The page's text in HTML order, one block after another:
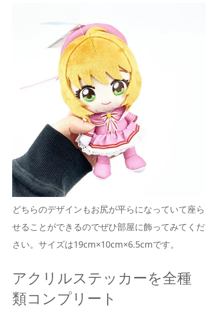
どちらのデザインもお尻が平らになっていて座ら
せることができるのでぜひ部屋に飾ってみてくだ
さい。サイズは19cm×10cm×6.5cmです。
アクリルステッカーを全種
類コンプリート